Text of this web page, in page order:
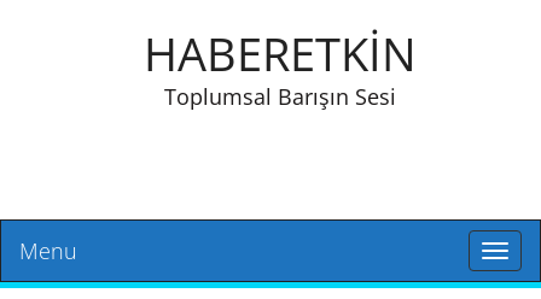
HABERETKİN
Toplumsal Barışın Sesi
Toggle
Menu